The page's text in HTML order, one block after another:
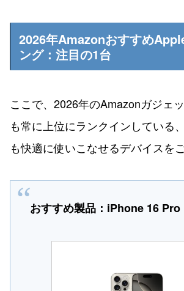
2026年Amazonおすすめ
ング：注目の1台
ここで、2026年のAmazonガジェ
も常に上位にランクインしている
も快適に使いこなせるデバイスを
おすすめ製品：iPhone 16 Pro